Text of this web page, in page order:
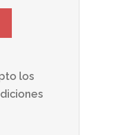
los